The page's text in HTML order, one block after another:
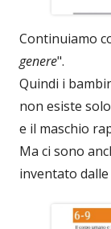
Continuiamo
genere".
Quindi i
non esiste
e il maschio
Ma ci sono
inventato dalle